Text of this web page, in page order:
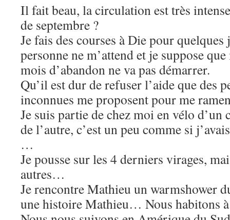
Il fait beau, la circulation est très
de septembre ?
Je fais des courses à Die pour
personne ne m’attend et je suppose
mois d’abandon ne va pas démarrer.
Qu’il est dur de refuser l’aide que des
inconnues me proposent pour me
Je suis partie de chez moi en vélo d’un
de l’autre, c’est un peu comme si
…
Je pousse sur les 4 derniers virages,
autres…
Je rencontre Mathieu un warmshower
une histoire Mathieu… Nous habitons